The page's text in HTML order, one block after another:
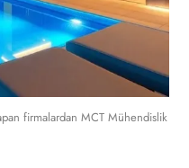
firmalardan MCT Mühendislik